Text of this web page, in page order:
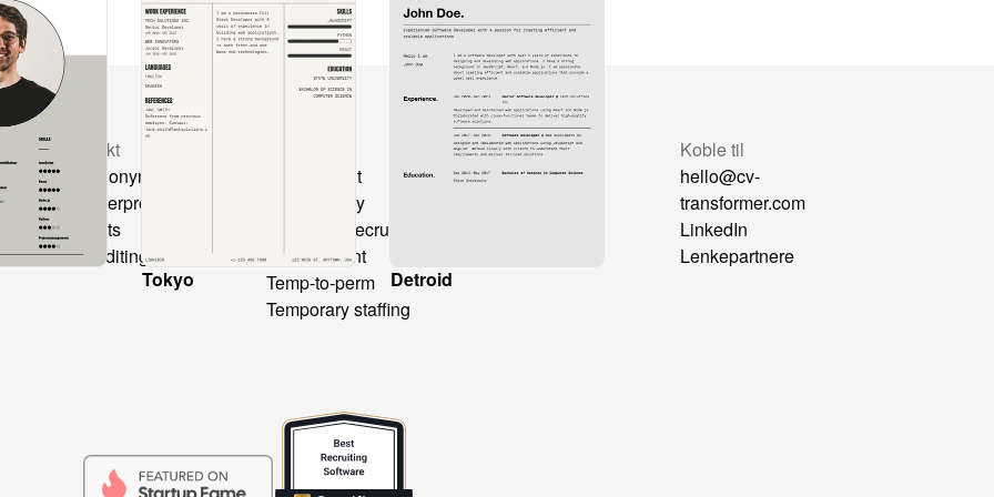
Tokyo Detroid
Produkt
CV anonymization
CV Interpretation
Layouts
Text editing
Recruitment
Consultancy
Freelance recruitment
Secondment
Temp-to-perm
Temporary staffing
Sammenlign
CVFormatter
Koble til
hello@cv-
transformer.com
LinkedIn
Lenkepartnere